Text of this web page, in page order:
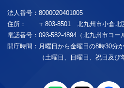
法人番号： 8000020401005
住所：
〒803-8501 北九州市小倉北
電話番号： 093-582-4894（北九州市コー
開庁時間： 月曜日から金曜日の8時30分
（土曜日、日曜日、祝日及び